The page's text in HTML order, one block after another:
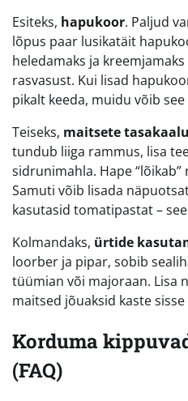
Esiteks, hapukoor. Paljud
lõpus paar lusikatäit
heledamaks ja
rasvasust. Kui lisad
pikalt keeda, muidu võib
Teiseks, maitsete
tundub liiga rammus, lisa
sidrunimahla. Hape
Samuti võib lisada
kasutasid tomatipastat –
Kolmandaks, ürtide
loorber ja pipar, sobib
tüümian või majoraan. Lisa
maitsed jõuaksid kaste
Korduma
(FAQ)